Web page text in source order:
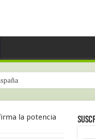
la potencia